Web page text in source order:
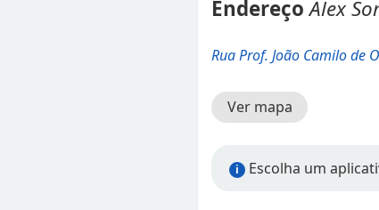
EndereçoAlex
Rua Prof. João Camilo de
Ver mapa
i Escolha um